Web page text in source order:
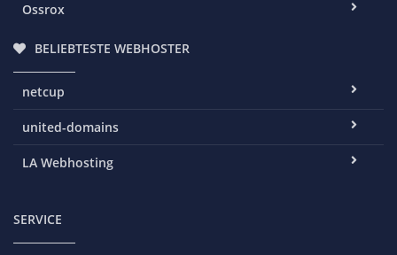
Ossrox
BELIEBTESTE WEBHOSTER
netcup
united-domains
LA Webhosting
SERVICE